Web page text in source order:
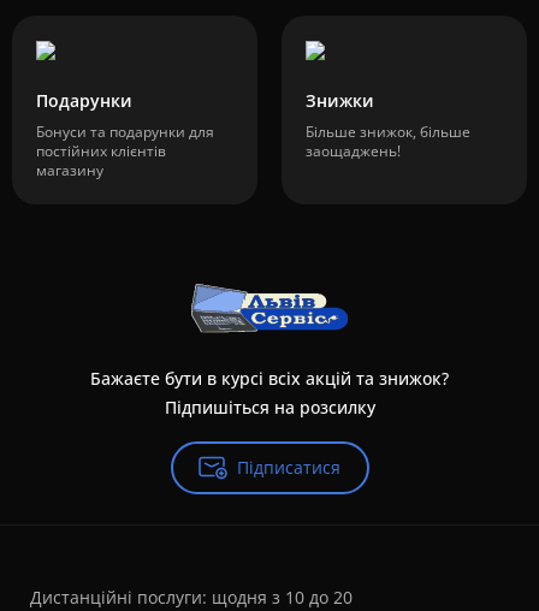
Подарунки
Бонуси та подарунки для
постійних клієнтів
магазину
Знижки
Більше знижок, більше
заощаджень!
Бажаєте бути в курсі всіх акцій та знижок?
Підпишіться на розсилку
Підписатися
Дистанційні послуги: щодня з 10 до 20